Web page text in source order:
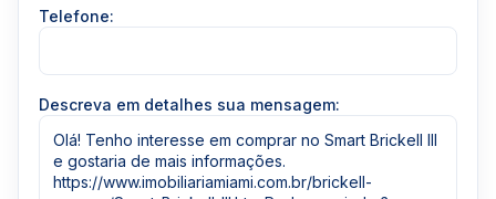
Telefone:
Descreva em detalhes sua mensagem: